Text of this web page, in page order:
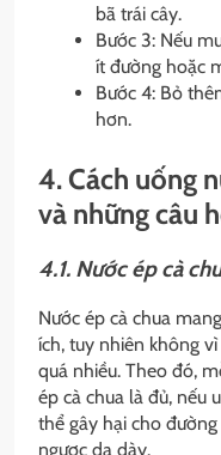
bã trái cây.
Bước 3: Nếu
ít đường hoặc
Bước 4: Bỏ
hơn.
4. Cách uống
và những câu
4.1. Nước ép cà
Nước ép cà chua
ích, tuy nhiên không
quá nhiều. Theo đó,
ép cà chua là đủ, nếu
thể gây hại cho
ngược dạ dày.